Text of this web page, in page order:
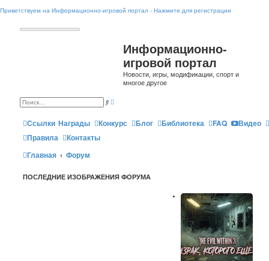
Приветствуем на Информационно-игровой портал - Нажмите для регистрации
Информационно-
игровой портал
Новости, игры, модификации, спорт и
многое другое
П
с
к и
о
Ссылки Награды Конкурс Блог Библиотека FAQ
Видео
Правила
Контакты
Главная
Форум
ПОСЛЕДНИЕ ИЗОБРАЖЕНИЯ ФОРУМА